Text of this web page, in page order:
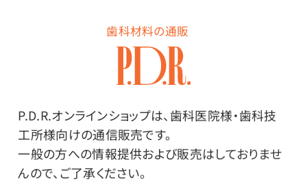
歯科材料の通販
P.D.R.オンラインショップは、歯科医院様・歯科技
工所様向けの通信販売です。
一般の方への情報提供および販売はしておりませ
んので、ご了承ください。
（６）